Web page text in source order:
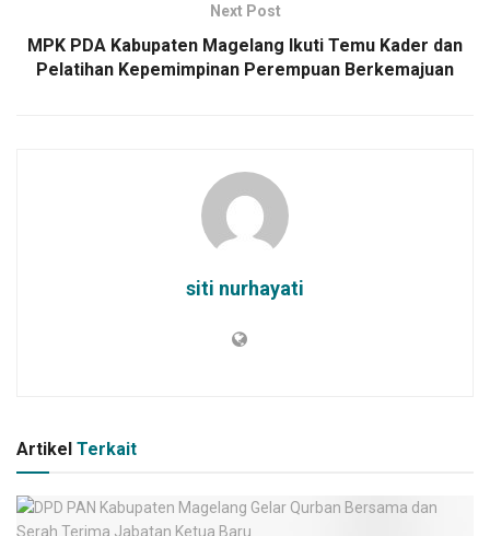
Next Post
MPK PDA Kabupaten Magelang Ikuti Temu Kader dan
Pelatihan Kepemimpinan Perempuan Berkemajuan
siti nurhayati
Artikel Terkait